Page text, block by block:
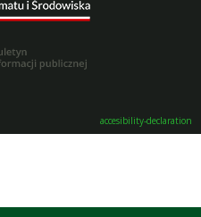
accesibility-declaration